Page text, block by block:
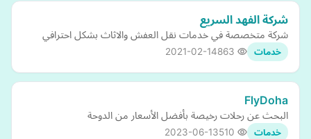
شركة الفهد السريع
شركة متخصصة في خدمات نقل العفش والاثاث بشكل احترافي
خدمات 2021-02-14
FlyDoha
البحث عن رحلات رخيصة بأفضل الأسعار من الدوحة
خدمات 2023-06-13